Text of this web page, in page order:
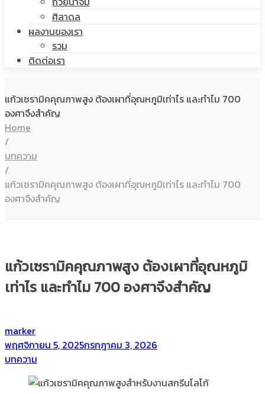
ศิลาดล
ผลงานของเรา
รวม
ติดต่อเรา
แก้วเซรามิคคุณภาพสูง ต้องเผาที่อุณหภูมิเท่าไร และทำไม 700
องศาจึงสำคัญ
Home
/
บทความ
/
แก้วเซรามิคคุณภาพสูง ต้องเผาที่อุณหภูมิเท่าไร และทำไม 700
องศาจึงสำคัญ
แก้วเซรามิคคุณภาพสูง ต้องเผาที่อุณหภูมิ
เท่าไร และทำไม 700 องศาจึงสำคัญ
by
marker
Posted
on
พฤศจิกายน 5, 2025กรกฎาคม 3, 2026
Posted
บทความ